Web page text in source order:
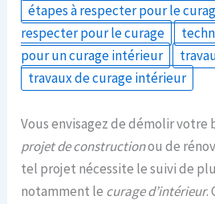
étapes à respecter pour le
respecter pour le curage
pour un curage intérieur
travaux de curage intérieur
Vous envisagez de démolir
projet de constructionou de
tel projet nécessite le suivi de
notamment le curage d’intérieur.